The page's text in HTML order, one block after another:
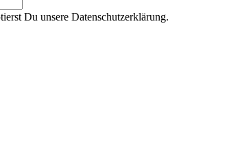
Du unsere Datenschutzerklärung.